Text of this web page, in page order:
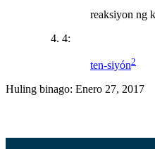
reaksiyon ng
4:
ten-siyón2
Huling binago: Enero 27, 2017